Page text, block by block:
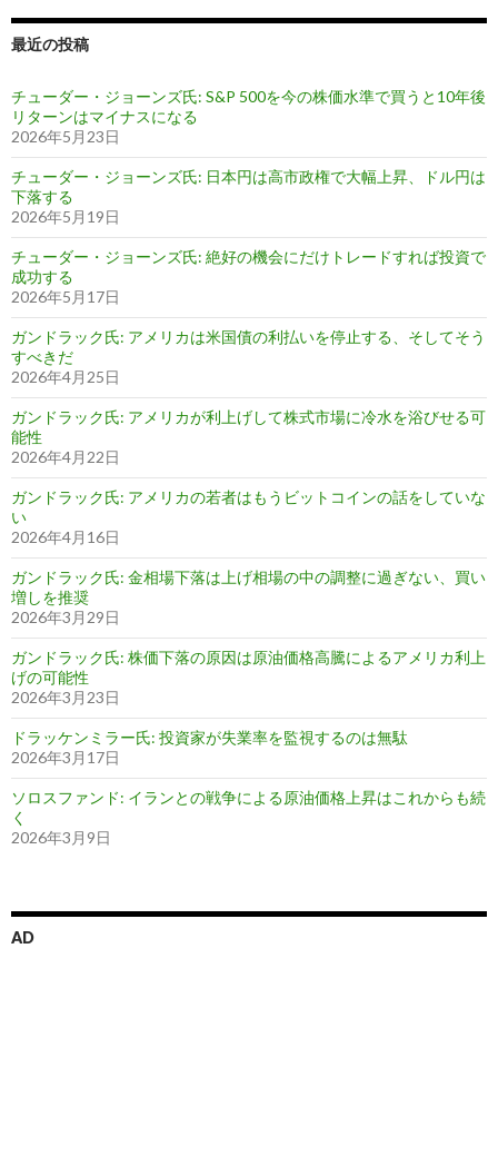
最近の投稿
チューダー・ジョーンズ氏: S&P 500を今の株価水準で買うと10年後
リターンはマイナスになる
2026年5月23日
チューダー・ジョーンズ氏: 日本円は高市政権で大幅上昇、ドル円は
下落する
2026年5月19日
チューダー・ジョーンズ氏: 絶好の機会にだけトレードすれば投資で
成功する
2026年5月17日
ガンドラック氏: アメリカは米国債の利払いを停止する、そしてそう
すべきだ
2026年4月25日
ガンドラック氏: アメリカが利上げして株式市場に冷水を浴びせる可
能性
2026年4月22日
ガンドラック氏: アメリカの若者はもうビットコインの話をしていな
い
2026年4月16日
ガンドラック氏: 金相場下落は上げ相場の中の調整に過ぎない、買い
増しを推奨
2026年3月29日
ガンドラック氏: 株価下落の原因は原油価格高騰によるアメリカ利上
げの可能性
2026年3月23日
ドラッケンミラー氏: 投資家が失業率を監視するのは無駄
2026年3月17日
ソロスファンド: イランとの戦争による原油価格上昇はこれからも続
く
2026年3月9日
AD